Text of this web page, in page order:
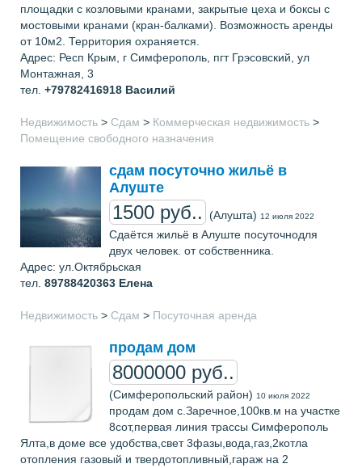
площадки с козловыми кранами, закрытые цеха и боксы с
мостовыми кранами (кран-балками). Возможность аренды
от 10м2. Территория охраняется.
Адрес: Респ Крым, г Симферополь, пгт Грэсовский, ул
Монтажная, 3
тел. +79782416918 Василий
Недвижимость > Сдам > Коммерческая недвижимость >
Помещение свободного назначения
сдам посуточно жильё в
Алуште
1500 руб.. (Алушта) 12 июля 2022
Сдаётся жильё в Алуште посуточнодля
двух человек. от собственника.
Адрес: ул.Октябрьская
тел. 89788420363 Елена
Недвижимость > Сдам > Посуточная аренда
продам дом
8000000 руб..
(Симферопольский район) 10 июля 2022
продам дом с.Заречное,100кв.м на участке
8сот,первая линия трассы Симферополь
Ялта,в доме все удобства,свет 3фазы,вода,газ,2котла
отопления газовый и твердотопливный,гараж на 2